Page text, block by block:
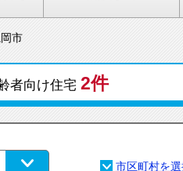
在宅介
認知症
市
者向け住宅 2件